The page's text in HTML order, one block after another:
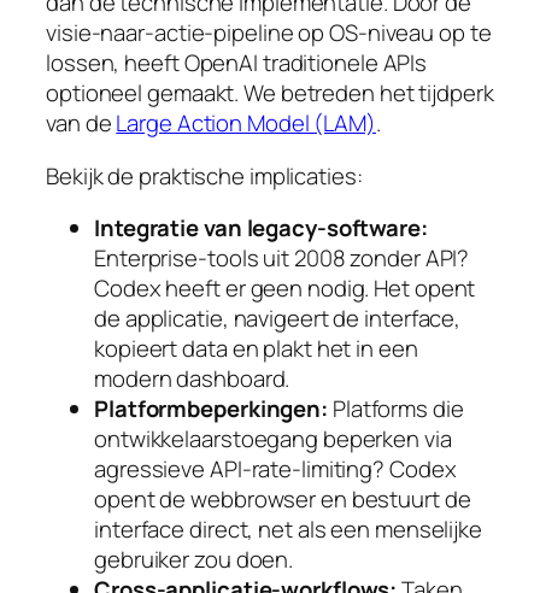
visie-naar-actie-pipeline op OS-niveau op te
lossen, heeft OpenAI traditionele APIs
optioneel gemaakt. We betreden het tijdperk
van deLarge Action Model (LAM).
Bekijk de praktische implicaties:
Integratie van legacy-software:
Enterprise-tools uit 2008 zonder API?
Codex heeft er geen nodig. Het opent
de applicatie, navigeert de interface,
kopieert data en plakt het in een
modern dashboard.
Platformbeperkingen: Platforms die
ontwikkelaarstoegang beperken via
agressieve API-rate-limiting? Codex
opent de webbrowser en bestuurt de
interface direct, net als een menselijke
gebruiker zou doen.